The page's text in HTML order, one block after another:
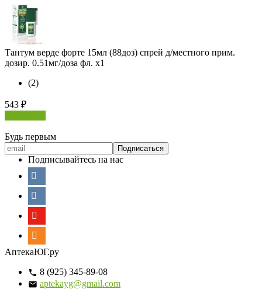
Тантум верде форте 15мл (88доз) спрей д/местного прим.
дозир. 0.51мг/доза фл. х1
(2)
543 ₽
Будь первым
Подписывайтесь на нас
АптекаЮГ.ру
8 (925) 345-89-08
aptekayg@gmail.com